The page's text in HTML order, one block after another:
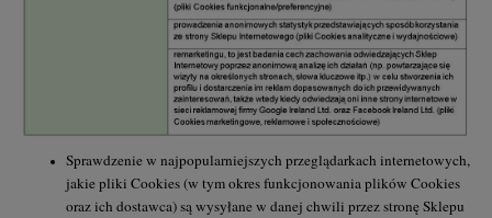
Sprawdzenie w najpopularniejszych przeglądarkach internetowych,
jakie pliki Cookies (w tym okres funkcjonowania plików Cookies
oraz ich dostawca) są wysyłane w danej chwili przez stronę Sklepu